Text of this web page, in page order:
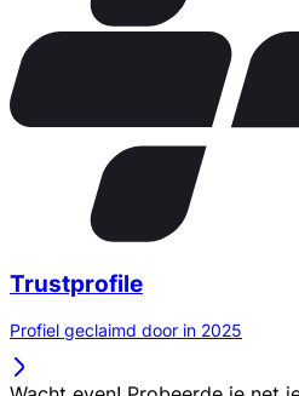
Trustprofile
Profiel geclaimd door in 2025